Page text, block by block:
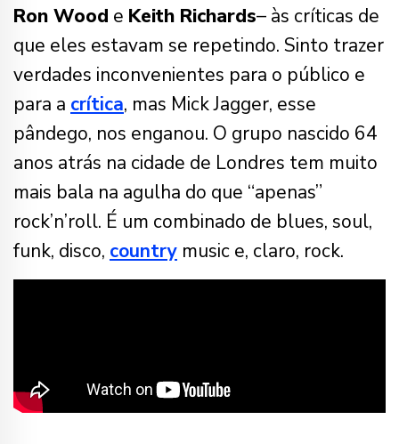
Ron Wood e Keith Richards– às críticas de
que eles estavam se repetindo. Sinto trazer
verdades inconvenientes para o público e
para a crítica, mas Mick Jagger, esse
pândego, nos enganou. O grupo nascido 64
anos atrás na cidade de Londres tem muito
mais bala na agulha do que “apenas”
rock’n’roll. É um combinado de blues, soul,
funk, disco, country music e, claro, rock.